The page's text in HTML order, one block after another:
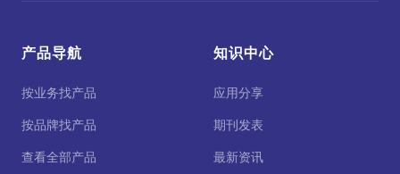
产品导航
按业务找产品
按品牌找产品
查看全部产品
知识中心
应用分享
期刊发表
最新资讯